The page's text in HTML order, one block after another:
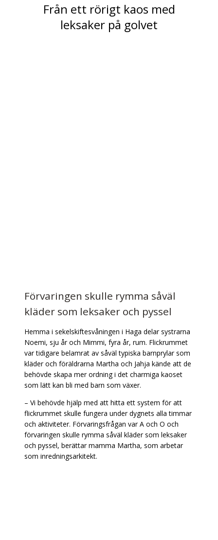
Från ett rörigt kaos med
leksaker på golvet
Förvaringen skulle rymma såväl
kläder som leksaker och pyssel
Hemma i sekelskiftesvåningen i Haga delar systrarna
Noemi, sju år och Mimmi, fyra år, rum. Flickrummet
var tidigare belamrat av såväl typiska barnprylar som
kläder och föräldrarna Martha och Jahja kände att de
behövde skapa mer ordning i det charmiga kaoset
som lätt kan bli med barn som växer.
– Vi behövde hjälp med att hitta ett system för att
flickrummet skulle fungera under dygnets alla timmar
och aktiviteter. Förvaringsfrågan var A och O och
förvaringen skulle rymma såväl kläder som leksaker
och pyssel, berättar mamma Martha, som arbetar
som inredningsarkitekt.